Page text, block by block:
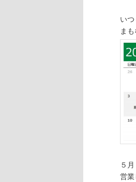
い
ま
５
営業